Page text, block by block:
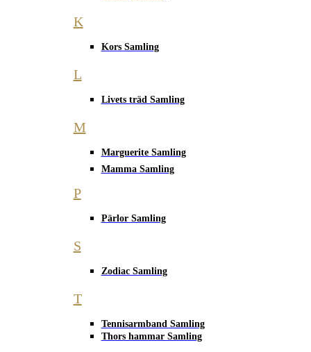
K
Kors Samling
L
Livets träd Samling
M
Marguerite Samling
Mamma Samling
P
Pärlor Samling
S
Zodiac Samling
T
Tennisarmband Samling
Thors hammar Samling